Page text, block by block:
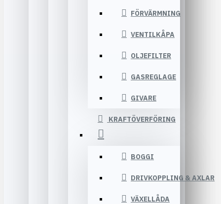
FÖRVÄRMNING
VENTILKÅPA
OLJEFILTER
GASREGLAGE
GIVARE
KRAFTÖVERFÖRING
BOGGI
DRIVKOPPLING & AXLAR
VÄXELLÅDA